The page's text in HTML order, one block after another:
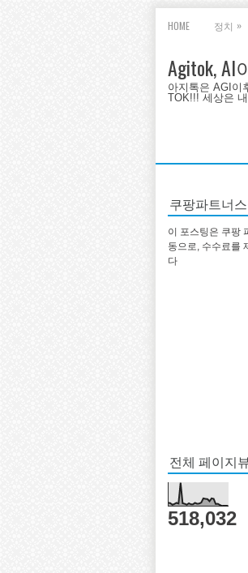
HOME 정치 »
Agitok,
아지톡은 AGI이
TOK!!! 세상은
쿠팡파트너
이 포스팅은 쿠팡
동으로, 수수료를
다
전체 페이지
518,032